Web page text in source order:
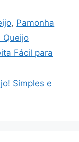
, Pamonha
Queijo
Fácil para
Simples e